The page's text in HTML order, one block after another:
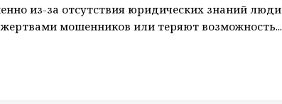
из-за отсутствия юридических знаний люди
жертвами мошенников или теряют возможность...